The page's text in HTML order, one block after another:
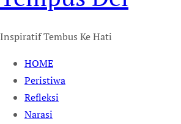
Inspiratif Tembus Ke Hati
HOME
Peristiwa
Refleksi
Narasi